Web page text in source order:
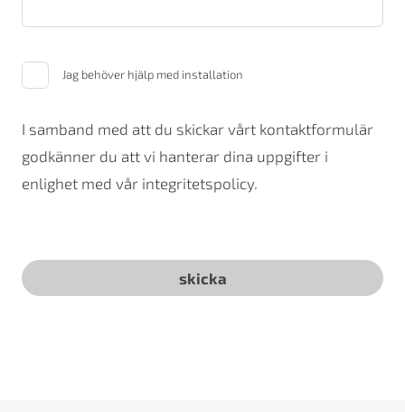
Jag behöver hjälp med installation
I samband med att du skickar vårt kontaktformulär
godkänner du att vi hanterar dina uppgifter i
enlighet med vår integritetspolicy.